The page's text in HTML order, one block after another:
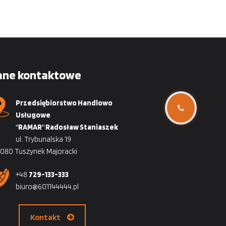
kontaktowe
Przedsiębiorstwo Handlowo
Usługowe
"RAMAR" Radosław Staniaszek
ul. Trybunalska 19
Tuszynek Majoracki
+48 729-133-333
biuro@601144444.pl
Kontakt